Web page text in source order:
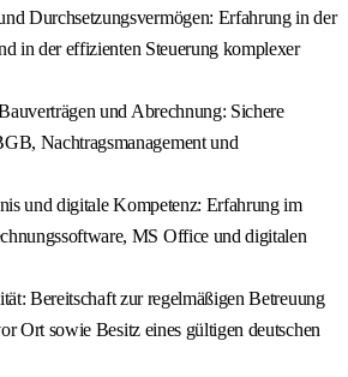
Durchsetzungsvermögen: Erfahrung in der
in der effizienten Steuerung komplexer
und Abrechnung: Sichere
Nachtragsmanagement und
und digitale Kompetenz: Erfahrung im
MS Office und digitalen
Bereitschaft zur regelmäßigen Betreuung
Ort sowie Besitz eines gültigen deutschen